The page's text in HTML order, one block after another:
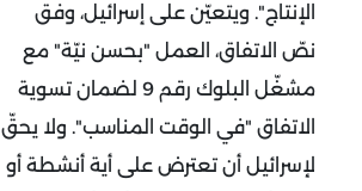
الإنتاج". ويتعيّن على إسرائيل، وفق
نصّ الاتفاق، العمل "بحسن نيّة" مع
مشغّل البلوك رقم 9 لضمان تسوية
الاتفاق "في الوقت المناسب". ولا يحقّ
لإسرائيل أن تعترض على أية أنشطة أو